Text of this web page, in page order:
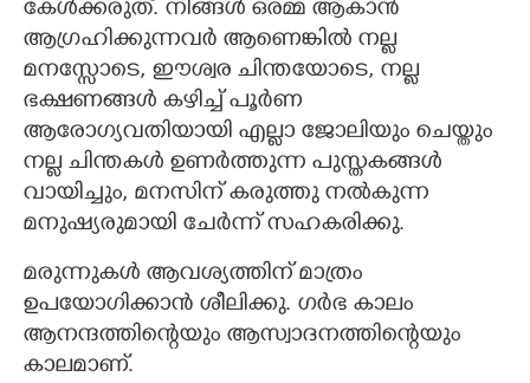
കേൾക്കരുത്. നിങ്ങൾ ഒരമ്മ ആകാൻ
ആഗ്രഹിക്കുന്നവർ ആണെങ്കിൽ നല്ല
മനസ്സോടെ, ഈശ്വര ചിന്തയോടെ, നല്ല
ഭക്ഷണങ്ങൾ കഴിച്ച് പൂർണ
ആരോഗ്യവതിയായി എല്ലാ ജോലിയും ചെയ്തും
നല്ല ചിന്തകൾ ഉണർത്തുന്ന പുസ്തകങ്ങൾ
വായിച്ചും, മനസിന്‌ കരുത്തു നൽകുന്ന
മനുഷ്യരുമായി ചേർന്ന് സഹകരിക്കു.
മരുന്നുകൾ ആവശ്യത്തിന് മാത്രം
ഉപയോഗിക്കാൻ ശീലിക്കു. ഗർഭ കാലം
ആനന്ദത്തിന്റെയും ആസ്വാദനത്തിന്റെയും
കാലമാണ്.